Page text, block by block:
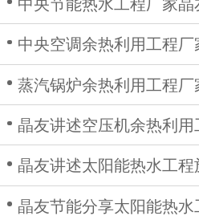
中央节能热水工程厂家晶友简述热水
中央空调余热利用工程厂家谈
蒸汽锅炉余热利用工程厂家带大家了
晶友讲述空压机余热利用工程
晶友讲述太阳能热水工程施工过
晶友节能分享太阳能热水工程系统